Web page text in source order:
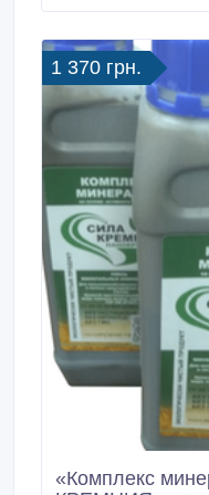
1 370 грн.
«Комплекс